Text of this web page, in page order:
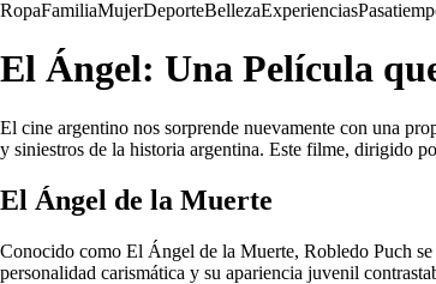
RopaFamiliaMujerDeporteBellezaExperiencias
El Ángel: Una Película
El cine argentino nos sorprende nuevamente con una
y siniestros de la historia argentina. Este filme, dirigido
El Ángel de la Muerte
Conocido como El Ángel de la Muerte, Robledo Puch se
personalidad carismática y su apariencia juvenil